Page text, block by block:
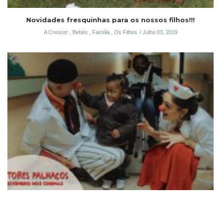
Novidades fresquinhas para os nossos filhos!!!
A Crescer, Bebés Família, Os Filhos Julho 03, 2019